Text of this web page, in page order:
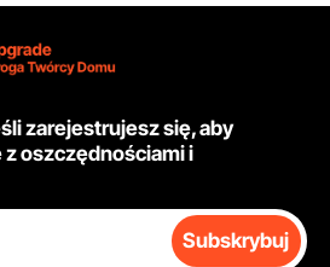
zarejestrujesz się, aby
oszczędnościami i
Subskrybuj